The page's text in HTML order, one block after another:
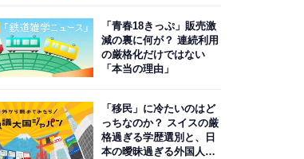
「青春18きっぷ」販売激
減の裏に何が？ 連続利用
の厳格化だけではない
「本当の理由」
「移民」に冷たいのはど
っちなのか？ スイスの厳
格過ぎる学歴選別と、日
本の曖昧過ぎる外国人政